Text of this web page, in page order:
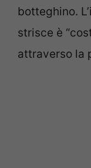
botteghino.
strisce è
attraverso la